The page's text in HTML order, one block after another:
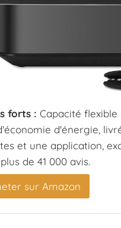
forts : Capacité flexible
d'énergie,
et une application,
de 41 000 avis.
sur Amazon